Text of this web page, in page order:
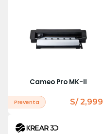
Cameo Pro MK-II
Preventa S/ 2,999